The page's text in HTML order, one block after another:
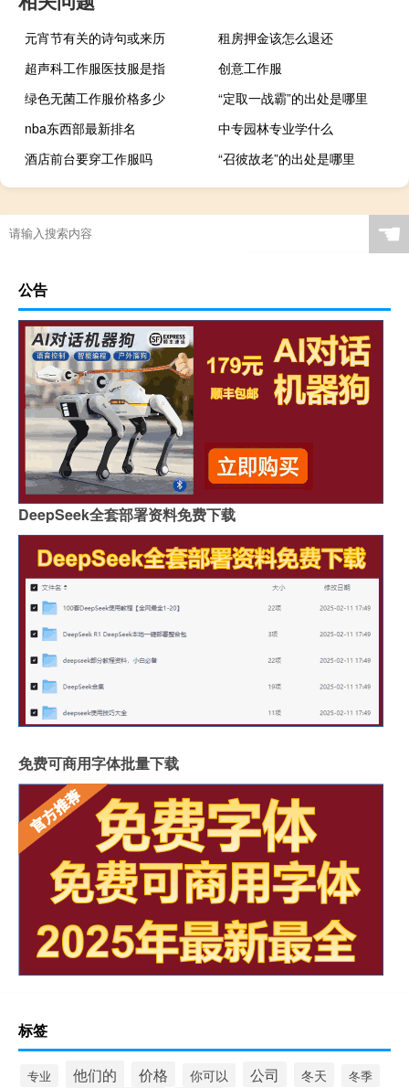
元宵节有关的诗句或来历
租房押金该怎么退还
超声科工作服医技服是指
创意工作服
绿色无菌工作服价格多少
“定取一战霸”的出处是哪里
nba东西部最新排名
中专园林专业学什么
酒店前台要穿工作服吗
“召彼故老”的出处是哪里
☚
公告
DeepSeek全套部署资料免费下载
免费可商用字体批量下载
标签
专业 他们的 价格 你可以 公司 冬天 冬季